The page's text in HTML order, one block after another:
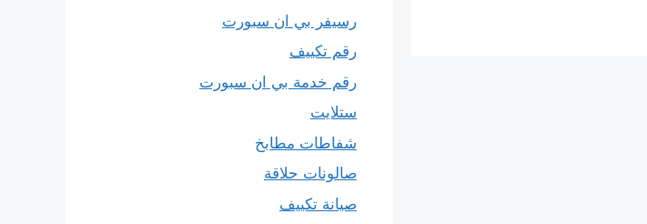
رسيفر بي ان سبورت
رقم تكييف
رقم خدمة بي ان سبورت
ستلايت
شفاطات مطابخ
صالونات حلاقة
صيانة تكييف